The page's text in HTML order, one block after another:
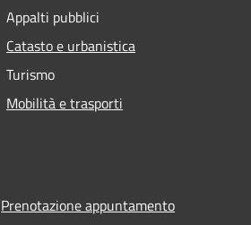
Appalti pubblici
Catasto e urbanistica
Turismo
Mobilità e trasporti
Prenotazione appuntamento